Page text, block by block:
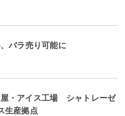
バラ売り可能に
・アイス工場 シャトレーゼ
生産拠点